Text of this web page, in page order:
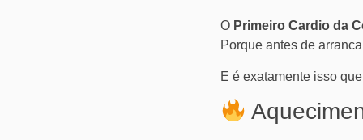
O Primeiro Cardio da
Porque antes de
E é exatamente isso